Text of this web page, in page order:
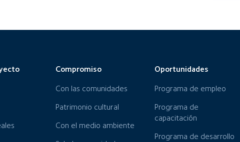
Compromiso
Con las comunidades
Patrimonio cultural
Con el medio ambiente
Oportunidades
Programa de empleo
Programa de
capacitación
Programa de desarrollo